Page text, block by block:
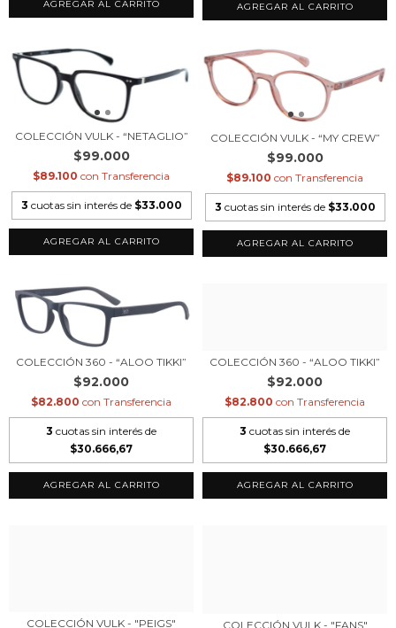
COLECCIÓN VULK - “NETAGLIO”
$99.000
$89.100 con Transferencia
3 cuotas sin interés de $33.000
COLECCIÓN VULK - “MY CREW”
$99.000
$89.100 con Transferencia
3 cuotas sin interés de $33.000
COLECCIÓN 360 - “ALOO TIKKI”
$92.000
$82.800 con Transferencia
3 cuotas sin interés de
$30.666,67
COLECCIÓN 360 - “ALOO TIKKI”
$92.000
$82.800 con Transferencia
3 cuotas sin interés de
$30.666,67
COLECCIÓN VULK - "PEIGS" COLECCIÓN VULK - "FANS"